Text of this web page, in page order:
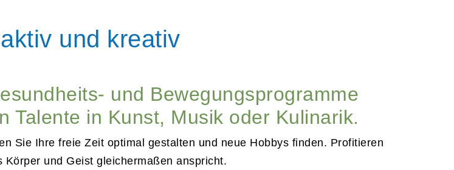
und kreativ
und Bewegungsprogramme
Talente in Kunst, Musik oder Kulinarik.
Sie Ihre freie Zeit optimal gestalten und neue Hobbys finden. Profitieren
und Geist gleichermaßen anspricht.